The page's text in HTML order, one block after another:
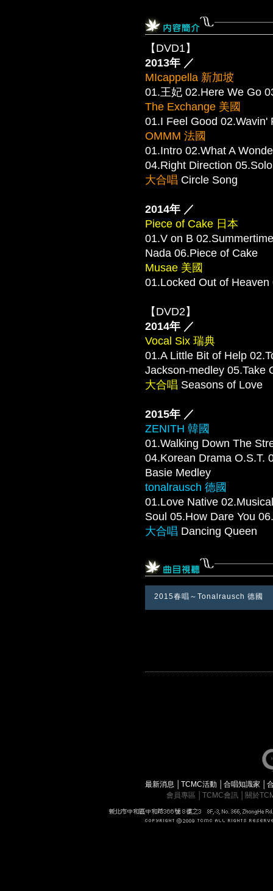
【DVD1】
2013年 ／
MIcappella 新加坡
01.王妃 02.Here We Go
The Exchange 美國
01.I Feel Good 02.Wavin'
OMMM 法國
01.Intro 02.What A
04.Right Direction
大合唱 Circle Song
2014年 ／
Piece of Cake 日本
01.V on B
Nada 06.Piece of Cake
Musae 美國
01.Locked Out of
【DVD2】
2014年 ／
Vocal Six 瑞典
01.A Little Bit of Help
Jackson-medley 05.Take
大合唱 Seasons of Love
2015年 ／
ZENITH 韓國
01.Walking Down The
04.Korean Drama O.S.T.
Basie Medley
tonalrausch 德國
01.Love Native
Soul 05.How Dare You
大合唱 Dancing Queen
2015春唱～Tonalrausch 德國
最新消息 │TCMC活動 │合唱知識家 │
會員專區
TCMC會訊 關於